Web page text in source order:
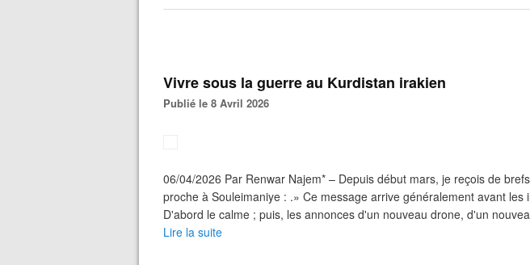
Vivre sous la guerre au Kurdistan irakien
Publié le 8 Avril 2026
06/04/2026 Par Renwar Najem* – Depuis début mars, je reçois de
proche à Souleimaniye : .» Ce message arrive généralement avant les
D'abord le calme ; puis, les annonces d'un nouveau drone, d'un
Lire la suite